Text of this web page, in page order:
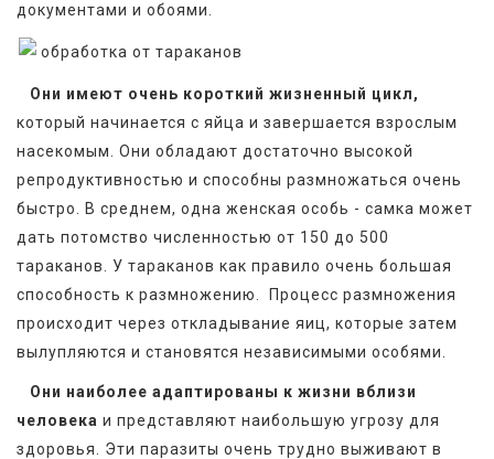
документами и обоями.
Они имеют очень короткий жизненный цикл,
который начинается с яйца и завершается взрослым
насекомым. Они обладают достаточно высокой
репродуктивностью и способны размножаться очень
быстро. В среднем, одна женская особь - самка может
дать потомство численностью от 150 до 500
тараканов. У тараканов как правило очень большая
способность к размножению.  Процесс размножения
происходит через откладывание яиц, которые затем
вылупляются и становятся независимыми особями.
Они наиболее адаптированы к жизни вблизи
человека и представляют наибольшую угрозу для
здоровья. Эти паразиты очень трудно выживают в